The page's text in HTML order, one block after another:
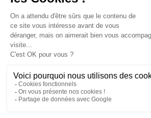
© 2026 - Côté Formations - par Via
Menu Pied de page
Mentions Légales